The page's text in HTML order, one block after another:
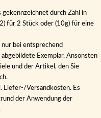
durch Zahl in
für 2 Stück oder (10g) für eine
bei entsprechend
Exemplar. Ansonsten
und der Artikel, den Sie
Liefer-/Versandkosten. Es
der Anwendung der